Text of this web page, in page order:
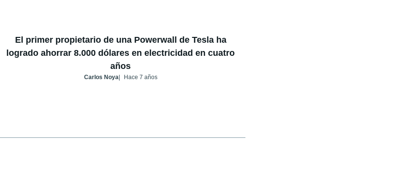
El primer propietario de una Powerwall de Tesla ha
logrado ahorrar 8.000 dólares en electricidad en cuatro
años
Carlos Noya Hace 7 años